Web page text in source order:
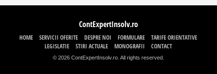
ContExpertInsolv.ro
HOME SERVICII OFERITE DESPRE NOI FORMULARE
TARIFE ORIENTATIVE
LEGISLATIE
STIRI ACTUALE MONOGRAFII CONTACT
© 2026 ContExpertInsolv.ro. All rights reserved.